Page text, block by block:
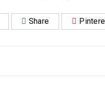
Share